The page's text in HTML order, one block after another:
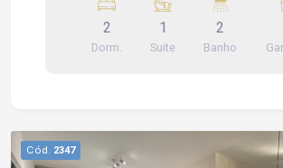
com ar condicionado, cozinha
serviço, sala de tv, sala de jantar, 1
social e sacada Interessados falar com o
2
Dorm.
1
Suite
2
Banho
Cód. 2347